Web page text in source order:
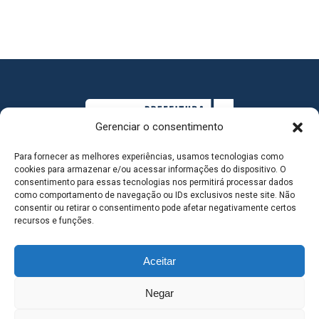
Gerenciar o consentimento
Para fornecer as melhores experiências, usamos tecnologias como
cookies para armazenar e/ou acessar informações do dispositivo. O
consentimento para essas tecnologias nos permitirá processar dados
como comportamento de navegação ou IDs exclusivos neste site. Não
consentir ou retirar o consentimento pode afetar negativamente certos
recursos e funções.
Aceitar
Negar
MAPA DO SITE
SEDE DO ADMINISTRATIVO MUNICIPAL - Avenida